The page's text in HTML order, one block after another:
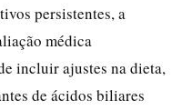
persistentes, a
médica
incluir ajustes na dieta,
de ácidos biliares